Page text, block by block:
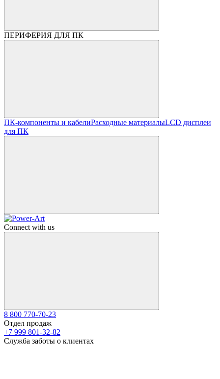
ПЕРИФЕРИЯ ДЛЯ ПК
ПК-компоненты и кабелиРасходные материалыLCD дисплеи
для ПК
Connect with us
8 800 770-70-23
Отдел продаж
+7 999 801-32-82
Служба заботы о клиентах